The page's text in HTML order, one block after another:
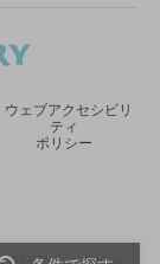
ウェブアクセシビリ
ティ
ポリシー
ィンドウで開く